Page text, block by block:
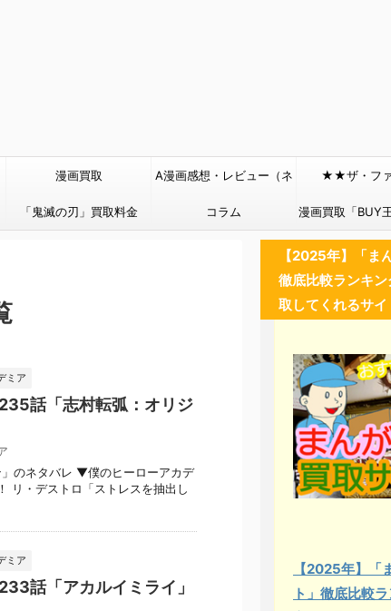
漫画買取 A漫画感想・レビュー（ネ
タバレあり）
★★ザ・フ
「鬼滅の刃」買取料金 コラム 漫画買取「BUY
ング）」
ミア
話「志村転弧：オリジ
のネタバレ ▼僕のヒーローアカデ
リ・デストロ「ストレスを抽出し
ミア
話「アカルイミライ」
【2025年】「ま
徹底比較ランキ
取してくれるサイ
【2025年】「
ト」徹底比較